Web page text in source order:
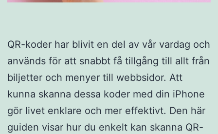
QR-koder har blivit en del av vår vardag och
används för att snabbt få tillgång till allt från
biljetter och menyer till webbsidor. Att
kunna skanna dessa koder med din iPhone
gör livet enklare och mer effektivt. Den här
guiden visar hur du enkelt kan skanna QR-